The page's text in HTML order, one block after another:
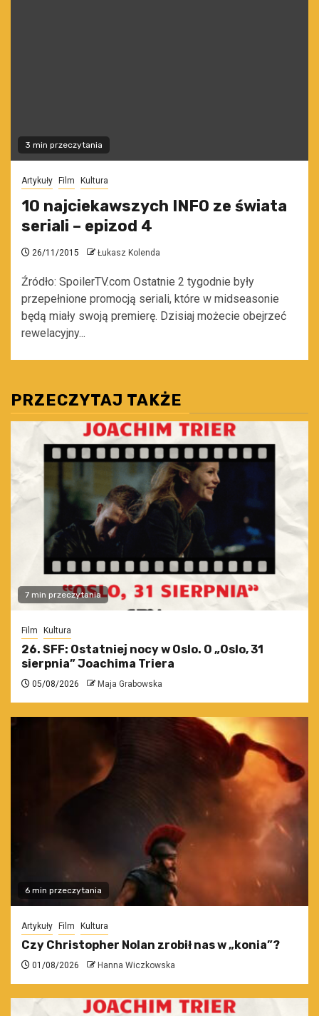
3 min przeczytania
Artykuły Film Kultura
10 najciekawszych INFO ze świata
seriali – epizod 4
26/11/2015 Łukasz Kolenda
Źródło: SpoilerTV.com Ostatnie 2 tygodnie były
przepełnione promocją seriali, które w midseasonie
będą miały swoją premierę. Dzisiaj możecie obejrzeć
rewelacyjny...
PRZECZYTAJ TAKŻE
7 min przeczytania
Film Kultura
26. SFF: Ostatniej nocy w Oslo. O „Oslo, 31
sierpnia” Joachima Triera
05/08/2026 Maja Grabowska
6 min przeczytania
Artykuły Film Kultura
Czy Christopher Nolan zrobił nas w „konia”?
01/08/2026 Hanna Wiczkowska